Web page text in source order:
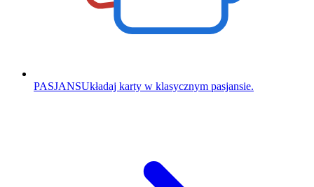
PASJANSUkładaj karty w klasycznym pasjansie.